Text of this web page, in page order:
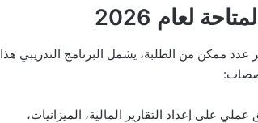
لعام 2026
عدد ممكن من الطلبة، يشمل البرنامج التدريبي هذا
عملي على إعداد التقارير المالية، الميزانيات،